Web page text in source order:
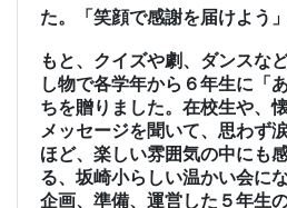
た。「笑顔で感謝を届けよう
もと、クイズや劇、ダンスな
し物で各学年から６年生に「
ちを贈りました。在校生や、
メッセージを聞いて、思わず
ほど、楽しい雰囲気の中にも
る、坂崎小らしい温かい会に
企画、準備、運営した５年生